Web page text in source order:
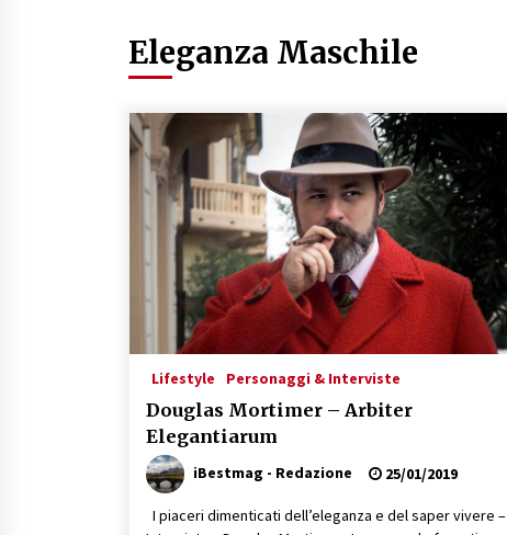
Speciale – Tesori di Toscana
16/07/2019
Eleganza Maschile
Lifestyle Personaggi & Interviste
Douglas Mortimer – Arbiter
Elegantiarum
iBestmag - Redazione 25/01/2019
I piaceri dimenticati dell’eleganza e del saper vivere –